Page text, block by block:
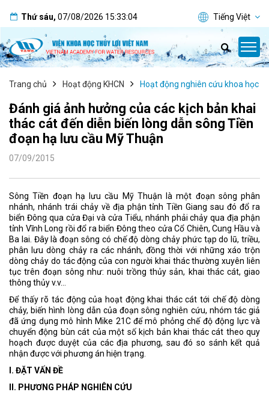
Thứ sáu, 07/08/2026 15:33:05 Tiếng Việt
Trang chủ Hoạt động KHCN Hoạt động nghiên cứu khoa học
Đánh giá ảnh hưởng của các kịch bản khai
thác cát đến diễn biến lòng dẫn sông Tiền
đoạn hạ lưu cầu Mỹ Thuận
07/09/2015
Sông Tiền đoạn hạ lưu cầu Mỹ Thuận là một đoạn sông phân
nhánh, nhánh trái chảy về địa phận tỉnh Tiền Giang sau đó đổ ra
biển Đông qua cửa Đại và cửa Tiểu, nhánh phải chảy qua địa phận
tỉnh Vĩnh Long rồi đổ ra biển Đông theo cửa Cổ Chiên, Cung Hầu và
Ba lai. Đây là đoạn sông có chế độ dòng chảy phức tạp do lũ, triều,
phân lưu dòng chảy ra các nhánh, đồng thời với những xáo trộn
dòng chảy do tác động của con người khai thác thường xuyên liên
tục trên đoạn sông như: nuôi trồng thủy sản, khai thác cát, giao
thông thủy v.v…
Để thấy rõ tác động của hoạt động khai thác cát tới chế độ dòng
chảy, biến hình lòng dẫn của đoạn sông nghiên cứu, nhóm tác giả
đã ứng dụng mô hình Mike 21C để mô phỏng chế độ động lực và
chuyển động bùn cát của một số kịch bản khai thác cát theo quy
hoạch được duyệt của các địa phương, sau đó so sánh kết quả
nhận được với phương án hiện trạng.
I. ĐẶT VẤN ĐỀ
II. PHƯƠNG PHÁP NGHIÊN CỨU